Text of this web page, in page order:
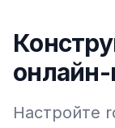
Настройте